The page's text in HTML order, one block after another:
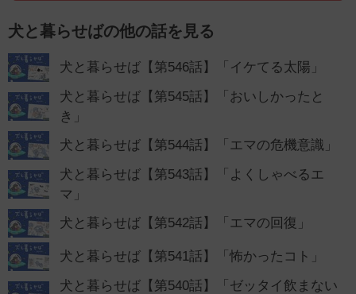
犬と暮らせばの他の話を見る
犬と暮らせば【第546話】「イケてる太陽」
犬と暮らせば【第545話】「おいしかったと
き」
犬と暮らせば【第544話】「エマの危機意識」
犬と暮らせば【第543話】「よくしゃべるエ
マ」
犬と暮らせば【第542話】「エマの回復」
犬と暮らせば【第541話】「怖かったコト」
犬と暮らせば【第540話】「ゼッタイ飲まない